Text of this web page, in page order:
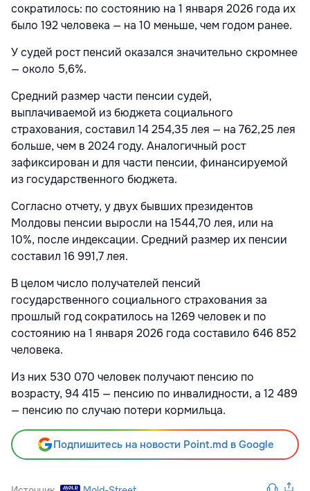
сократилось: по состоянию на 1 января 2026 года их
было 192 человека — на 10 меньше, чем годом ранее.
У судей рост пенсий оказался значительно скромнее
— около 5,6%.
Средний размер части пенсии судей,
выплачиваемой из бюджета социального
страхования, составил 14 254,35 лея — на 762,25 лея
больше, чем в 2024 году. Аналогичный рост
зафиксирован и для части пенсии, финансируемой
из государственного бюджета.
Согласно отчету, у двух бывших президентов
Молдовы пенсии выросли на 1544,70 лея, или на
10%, после индексации. Средний размер их пенсии
составил 16 991,7 лея.
В целом число получателей пенсий
государственного социального страхования за
прошлый год сократилось на 1269 человек и по
состоянию на 1 января 2026 года составило 646 852
человека.
Из них 530 070 человек получают пенсию по
возрасту, 94 415 — пенсию по инвалидности, а 12 489
— пенсию по случаю потери кормильца.
Подпишитесь на новости Point.md в Google